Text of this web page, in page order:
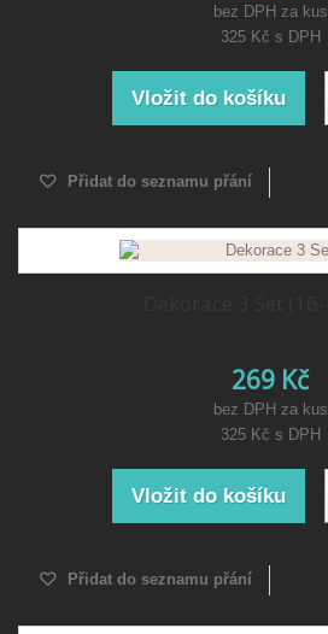
bez DPH za kus
325 Kč s DPH
Vložit do košíku
Přidat do seznamu přání
269 Kč
bez DPH za kus
325 Kč s DPH
Vložit do košíku
Přidat do seznamu přání